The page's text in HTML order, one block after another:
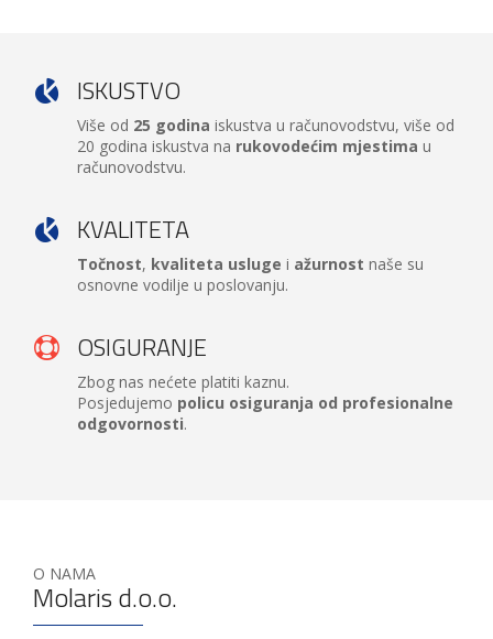
ISKUSTVO
Više od 25 godina iskustva u računovodstvu, više od
20 godina iskustva na rukovodećim mjestima u
računovodstvu.
KVALITETA
Točnost, kvaliteta usluge i ažurnost naše su
osnovne vodilje u poslovanju.
OSIGURANJE
Zbog nas nećete platiti kaznu.
Posjedujemo policu osiguranja od profesionalne
odgovornosti.
O NAMA
Molaris d.o.o.